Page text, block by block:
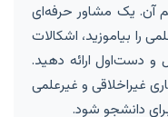
آن. یک مشاور حرفه‌ای
را بیاموزید، اشکالات
و دست‌اول ارائه دهید.
غیراخلاقی و غیرعلمی
دانشجو شود.